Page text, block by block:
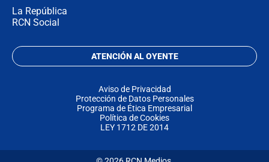
La República
RCN Social
ATENCIÓN AL OYENTE
Aviso de Privacidad
Protección de Datos Personales
Programa de Ética Empresarial
Política de Cookies
LEY 1712 DE 2014